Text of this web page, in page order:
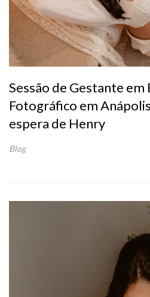
Sessão de Gestante em
Fotográfico em
espera de Henry
Blog